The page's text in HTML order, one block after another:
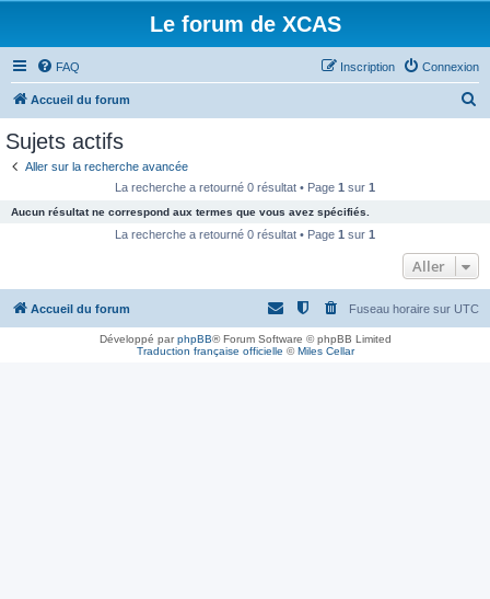
Le forum de XCAS
FAQ Connexion
Inscription
Accueil du forum
c
e
Sujets actifs
Aller sur la recherche avancée
La recherche a retourné 0 résultat • Page 1 sur 1
Aucun résultat ne correspond aux termes que vous avez spécifiés.
La recherche a retourné 0 résultat • Page 1 sur 1
Aller
Accueil du forum Fuseau horaire sur UTC
Développé parphpBB® Forum Software © phpBB Limited
Traduction française officielle ©Miles Cellar